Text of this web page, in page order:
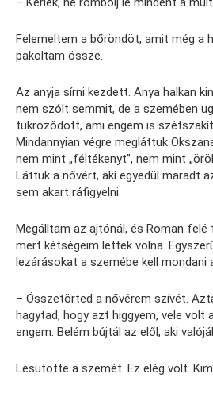
Felemeltem a bőröndöt, amit még a
pakoltam össze.
Az anyja sírni kezdett. Anya halkan
nem szólt semmit, de a szemében
tükröződött, ami engem is
Mindannyian végre megláttuk
nem mint „féltékenyt”, nem mint
Láttuk a nővért, aki egyedül maradt
sem akart ráfigyelni.
Megálltam az ajtónál, és Roman
mert kétségeim lettek volna.
lezárásokat a szemébe kell mondani
– Összetörted a nővérem szívét.
hagytad, hogy azt higgyem, vele volt
engem. Belém bújtál az elől, aki
Lesütötte a szemét. Ez elég volt.